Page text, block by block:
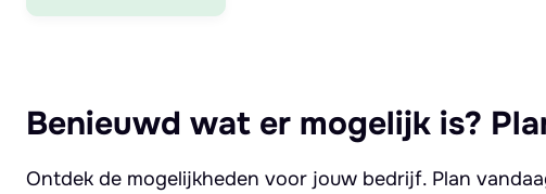
Benieuwd wat er mogelijk is?
Ontdek de mogelijkheden voor jouw bedrijf. Plan